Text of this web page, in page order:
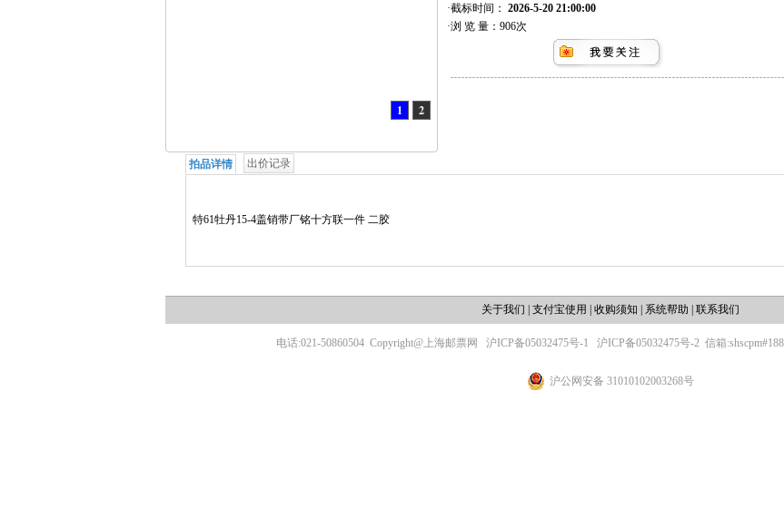
2
1
·截标时间： 2026-5-20 21:00:00
·浏 览 量： 906次
拍品详情 出价记录
特61牡丹15-4盖销带厂铭十方联一件 二胶
关于我们 支付宝使用 收购须知 系统帮助 联系我们
电话:021-50860504 Copyright@上海邮票网 沪ICP备05032475号-1 沪ICP备05032475号-2 信箱
沪公网安备 31010102003268号